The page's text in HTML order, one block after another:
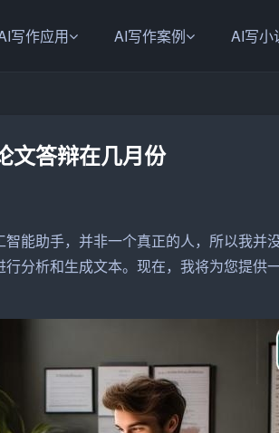
写作应用 AI写作案例 AI写小
文答辩在几月份
能助手，并非一个真正的人，所以我并
分析和生成文本。现在，我将为您提供